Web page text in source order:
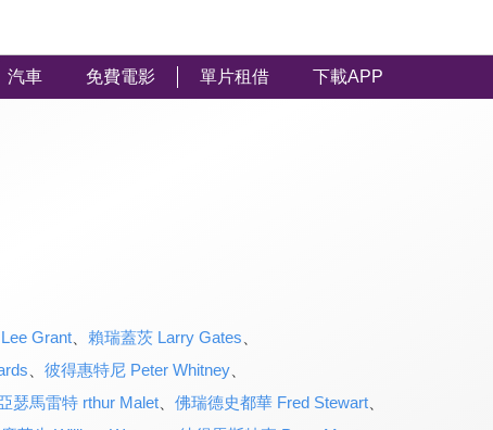
汽車 免費電影 單片租借 下載APP
Grant、 賴瑞蓋茨 Larry Gates
彼得惠特尼 Peter Whitney、
瑟馬雷特 rthur Malet、 佛瑞德史都華 Fred Stewart、